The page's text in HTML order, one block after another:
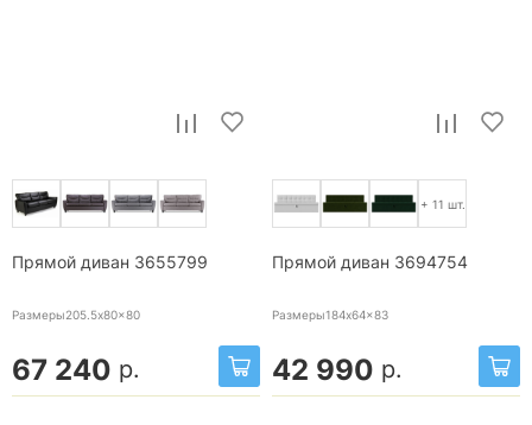
Прямой диван 3655799
Размеры205.5x80x80
67 240 р.
+ 11 шт.
Прямой диван 3694754
Размеры184x64x83
42 990 р.